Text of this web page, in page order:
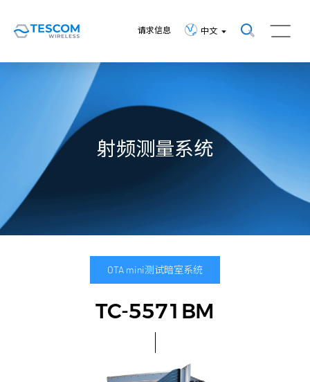
请求信息 中文
射频测量系统
OTA mini测试暗室系统
TC-5571BM